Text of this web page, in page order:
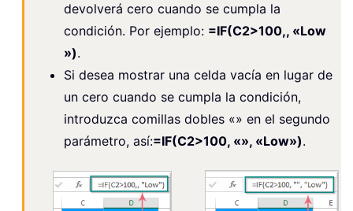
devolverá cero cuando se cumpla la
condición. Por ejemplo: =IF(C2>100,, «Low
»).
Si desea mostrar una celda vacía en lugar de
un cero cuando se cumpla la condición,
introduzca comillas dobles «» en el segundo
parámetro, así:=IF(C2>100, «», «Low»).